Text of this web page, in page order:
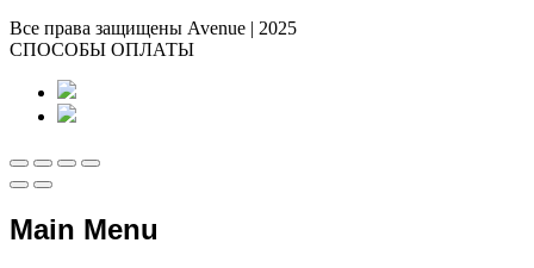
Все права защищены Avenue | 2025
СПОСОБЫ ОПЛАТЫ
Main Menu